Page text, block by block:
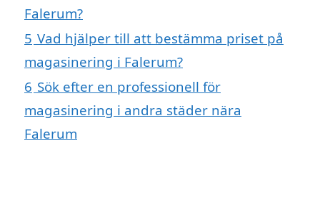
Falerum?
5 Vad hjälper till att bestämma priset på
magasinering i Falerum?
6 Sök efter en professionell för
magasinering i andra städer nära
Falerum